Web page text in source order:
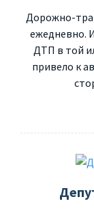
Дорожно-
ежедневно.
ДТП в той
привело к